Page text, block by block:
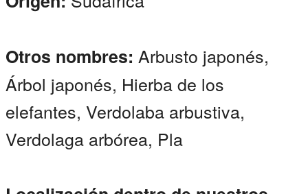
Otros nombres: Arbusto japonés,
Árbol japonés, Hierba de los
elefantes, Verdolaba arbustiva,
Verdolaga arbórea, Pla